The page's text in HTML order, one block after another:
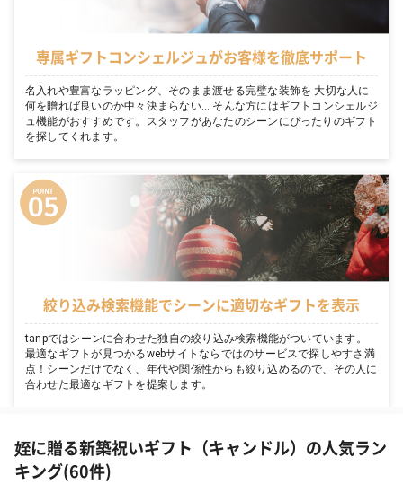
専属ギフトコンシェルジュがお客様を徹底サポート
名入れや豊富なラッピング、そのまま渡せる完璧な装飾を 大切な人に
何を贈れば良いのか中々決まらない… そんな方にはギフトコンシェルジ
ュ機能がおすすめです。スタッフがあなたのシーンにぴったりのギフト
を探してくれます。
絞り込み検索機能でシーンに適切なギフトを表示
tanpではシーンに合わせた独自の絞り込み検索機能がついています。
最適なギフトが見つかるwebサイトならではのサービスで探しやすさ満
点！シーンだけでなく、年代や関係性からも絞り込めるので、その人に
合わせた最適なギフトを提案します。
姪に贈る新築祝いギフト（キャンドル）の人気ラン
キング(60件)